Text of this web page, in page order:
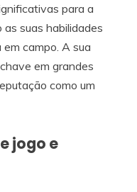
para a
suas habilidades
campo. A sua
em grandes
como um
jogo e